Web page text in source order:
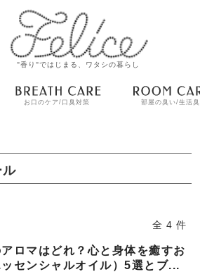
"香り"ではじまる、ワタシの暮らし
お口のケア/口臭対策 部屋の臭い/生活臭
ル
全 4 件
ロマはどれ？心と身体を癒すお
センシャルオイル）5選とブ...